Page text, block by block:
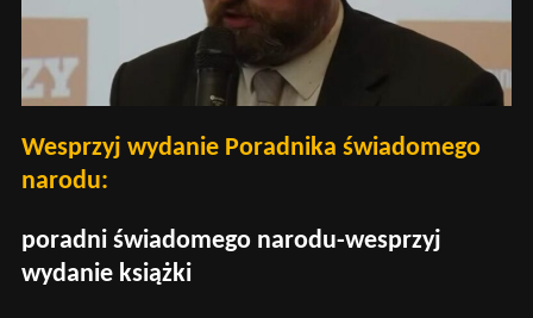
Wesprzyj wydanie Poradnika świadomego
narodu:
poradni świadomego narodu-wesprzyj
wydanie książki